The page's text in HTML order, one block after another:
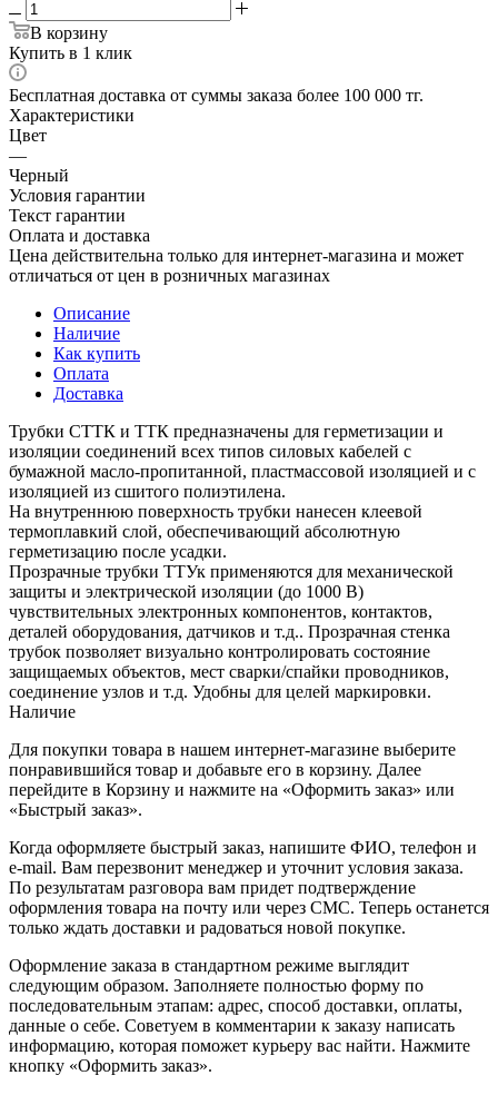
В корзину
Купить в 1 клик
Бесплатная доставка от суммы заказа более 100 000 тг.
Характеристики
Цвет
—
Черный
Условия гарантии
Текст гарантии
Оплата и доставка
Цена действительна только для интернет-магазина и может
отличаться от цен в розничных магазинах
Описание
Наличие
Как купить
Оплата
Доставка
Трубки СТТК и ТТК предназначены для герметизации и
изоляции соединений всех типов силовых кабелей с
бумажной масло-пропитанной, пластмассовой изоляцией и с
изоляцией из сшитого полиэтилена.
На внутреннюю поверхность трубки нанесен клеевой
термоплавкий слой, обеспечивающий абсолютную
герметизацию после усадки.
Прозрачные трубки ТТУк применяются для механической
защиты и электрической изоляции (до 1000 В)
чувствительных электронных компонентов, контактов,
деталей оборудования, датчиков и т.д.. Прозрачная стенка
трубок позволяет визуально контролировать состояние
защищаемых объектов, мест сварки/спайки проводников,
соединение узлов и т.д. Удобны для целей маркировки.
Наличие
Для покупки товара в нашем интернет-магазине выберите
понравившийся товар и добавьте его в корзину. Далее
перейдите в Корзину и нажмите на «Оформить заказ» или
«Быстрый заказ».
Когда оформляете быстрый заказ, напишите ФИО, телефон и
e-mail. Вам перезвонит менеджер и уточнит условия заказа.
По результатам разговора вам придет подтверждение
оформления товара на почту или через СМС. Теперь останется
только ждать доставки и радоваться новой покупке.
Оформление заказа в стандартном режиме выглядит
следующим образом. Заполняете полностью форму по
последовательным этапам: адрес, способ доставки, оплаты,
данные о себе. Советуем в комментарии к заказу написать
информацию, которая поможет курьеру вас найти. Нажмите
кнопку «Оформить заказ».